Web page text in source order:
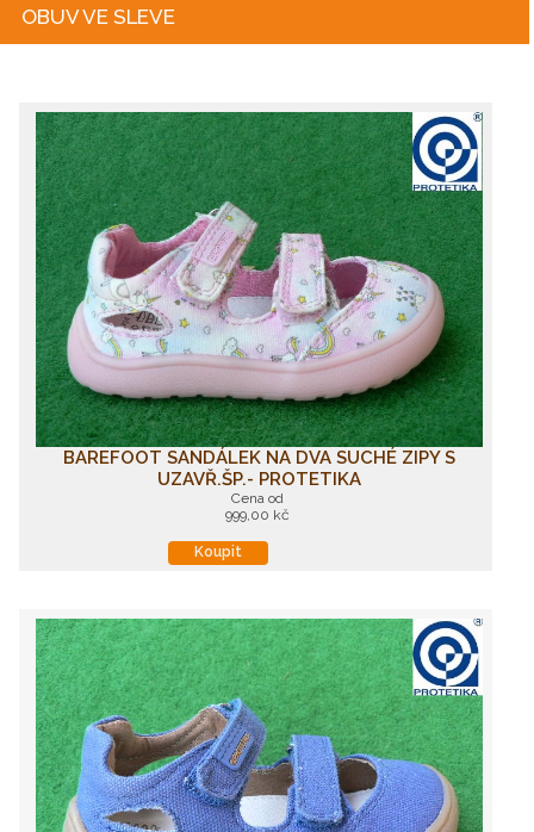
OBUV VE SLEVE
BAREFOOT SANDÁLEK NA DVA SUCHÉ ZIPY S
UZAVŘ.ŠP.- PROTETIKA
Cena od
999,00 kč
Koupit